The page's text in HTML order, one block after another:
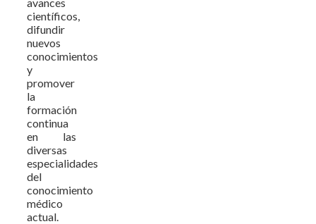
científicos,
difundir
nuevos
conocimientos
y
promover
la
formación
continua
en las
diversas
especialidades
del
conocimiento
médico
actual.